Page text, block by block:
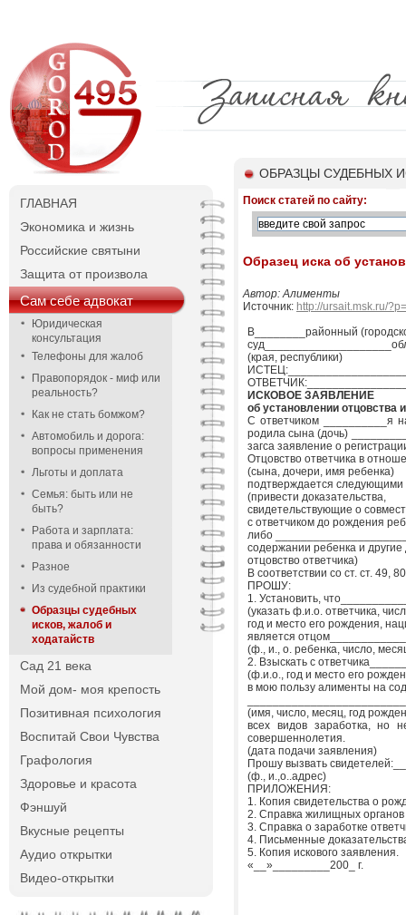
ГЛАВНАЯ
Экономика и жизнь
Российские святыни
Защита от произвола
Сам себе адвокат
Юридическая
консультация
Телефоны для жалоб
Правопорядок - миф или
реальность?
Как не стать бомжом?
Автомобиль и дорога:
вопросы применения
Льготы и доплата
Семья: быть или не
быть?
Работа и зарплата:
права и обязанности
Разное
Из судебной практики
Образцы судебных
исков, жалоб и
ходатайств
Сад 21 века
Мой дом- моя крепость
Позитивная психология
Воспитай Свои Чувства
Графология
Здоровье и красота
Фэншуй
Вкусные рецепты
Аудио открытки
Видео-открытки
ОБРАЗЦЫ СУДЕБНЫХ
Поиск статей по сайту:
Образец иска об
Автор: Алименты
Источник: http://ursait.msk.ru/
В________районный
(края, республики)
ИСКОВОЕ ЗАЯВЛЕНИЕ
об установлении отцовства
С ответчиком __________я
родила сына (дочь)
загса заявление о
Отцовство ответчика в
(сына, дочери, имя ребенка)
подтверждается следующими
(привести доказательства,
свидетельствующие о
с ответчиком до рождения
либо
содержании ребенка и
отцовство ответчика)
В соответствии со ст. ст. 49,
ПРОШУ:
1. Установить,
(указать ф.и.о. ответчика,
год и место его рождения,
является
(ф., и., о. ребенка, число,
2. Взыскать с
(ф.и.о., год и место его
в мою пользу алименты на
(имя, число, месяц, год
всех видов заработка, но
совершеннолетия.
(дата подачи заявления)
Прошу вызвать
(ф., и.,о..адрес)
ПРИЛОЖЕНИЯ:
1. Копия свидетельства о
2. Справка жилищных
3. Справка о заработке
4. Письменные
5. Копия искового заявления.
«__»_________200_ г.